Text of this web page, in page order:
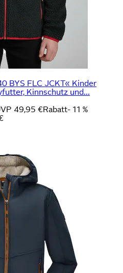
BYS FLC JCKT« Kinder
Kinnschutz und...
49,95 €Rabatt- 11 %